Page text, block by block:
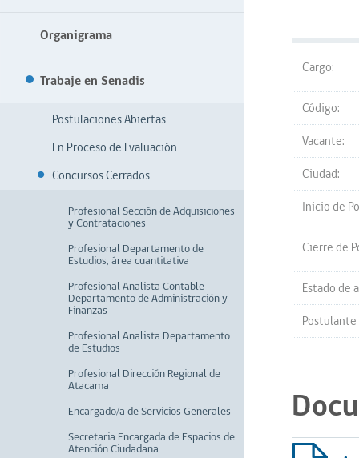
Organigrama
Trabaje en Senadis
Postulaciones Abiertas
En Proceso de Evaluación
Concursos Cerrados
Profesional Sección de Adquisiciones
y Contrataciones
Profesional Departamento de
Estudios, área cuantitativa
Profesional Analista Contable
Departamento de Administración y
Finanzas
Profesional Analista Departamento
de Estudios
Profesional Dirección Regional de
Atacama
Encargado/a de Servicios Generales
Secretaria Encargada de Espacios de
Atención Ciudadana
Cargo:
Código:
Vacante:
Ciudad:
Inicio de
Cierre de
Estado de